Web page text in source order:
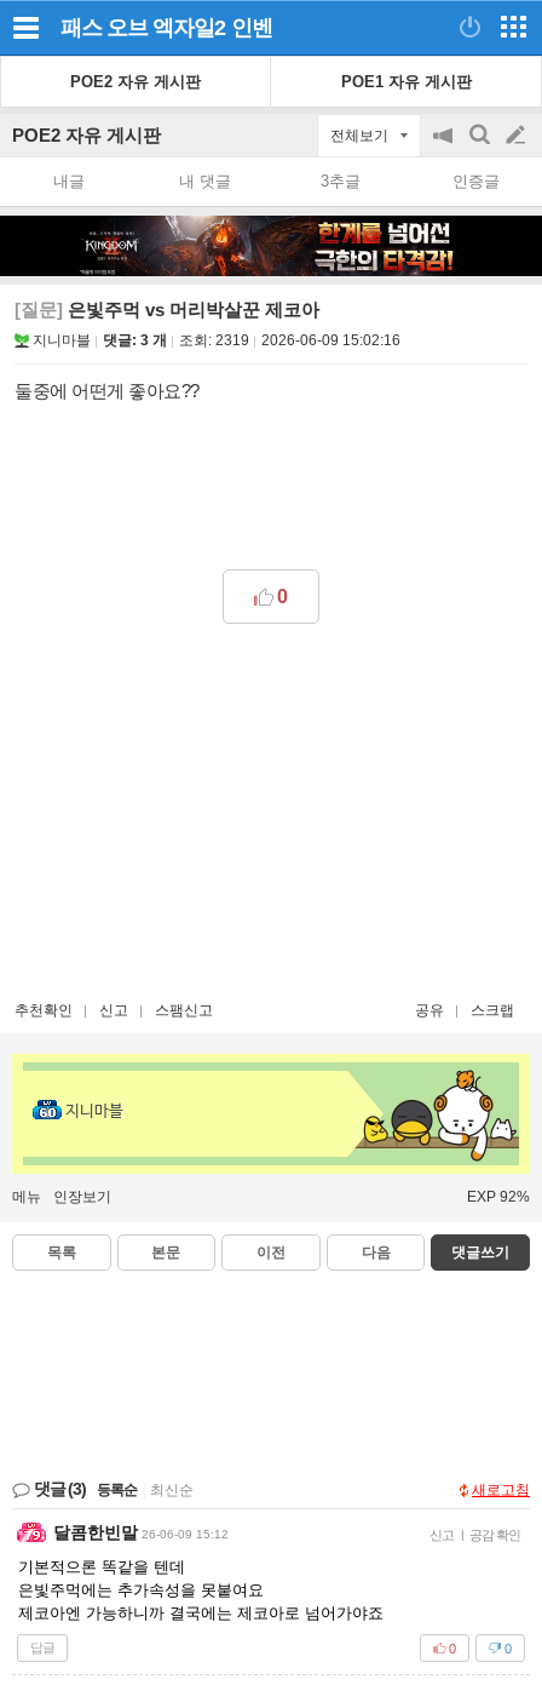
패스 오브 엑자일2 인벤
POE2 자유 게시판 POE1 자유 게시판
POE2 자유 게시판 전체보기
공
on/off
검
색
글
쓰
내글 내 댓글 3추글 인증글
[질문] 은빛주먹 vs 머리박살꾼 제코아
지니마블 댓글: 3 개 조회: 2319 2026-06-09 15:02:16
둘중에 어떤게 좋아요??
0
추천확인 신고 스팸신고 공유 스크랩
지니마블
메뉴 인장보기 EXP 92%
목록 본문 이전 다음 댓글쓰기
댓글(3) 등록순 최신순 새로고침
달콤한빈말 26-06-09 15:12 신고 | 공감 확인
기본적으론 똑같을 텐데
은빛주먹에는 추가속성을 못붙여요
제코아엔 가능하니까 결국에는 제코아로 넘어가야죠
답글 0
0